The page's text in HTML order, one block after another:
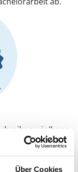
Über Cookies
wir Ihnen
wir Stärken
Bachelorarbeit